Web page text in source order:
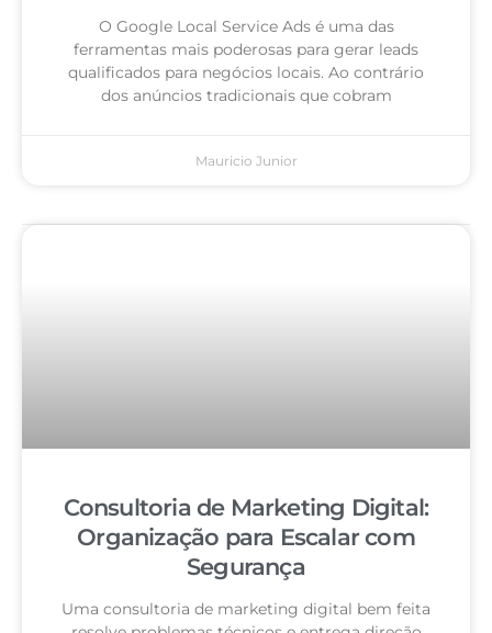
O Google Local Service Ads é uma das
ferramentas mais poderosas para gerar leads
qualificados para negócios locais. Ao contrário
dos anúncios tradicionais que cobram
Mauricio Junior
Consultoria de Marketing Digital:
Organização para Escalar com
Segurança
Uma consultoria de marketing digital bem feita